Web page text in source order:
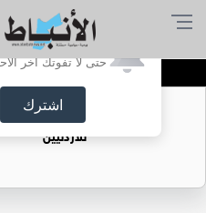
أترغب في
حتى لا تفوتك آخر
اشترك
حقل الريشة حين
للأردنيين